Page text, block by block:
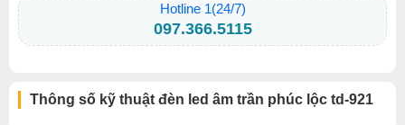
Hotline 1(24/7)
097.366.5115
Thông số kỹ thuật đèn led âm trần phúc lộc td-921